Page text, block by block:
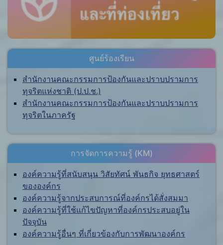
ศูนย์ร้องเรียน
สำนักงานคณะกรรมการป้องกันและปราบปรามการ
ทุจริตแห่งชาติ (ป.ป.ช.)
สำนักงานคณะกรรมการป้องกันและปราบปรามการ
ทุจริตในภาครัฐ
การจัดการความรู้ (KM)
องค์ความรู้ที่สนับสนุน วิสัยทัศน์ พันธกิจ ยุทธศาสตร์
ขององค์กร
องค์ความรู้จากประสบการณ์ที่องค์กรได้สั่งสมมา
องค์ความรู้ที่ใช้แก้ไขปัญหาที่องค์กรประสบอยู่ใน
ปัจจุบัน
องค์ความรู้อื่นๆ ที่เกี่ยวข้องกับการพัฒนาองค์กร